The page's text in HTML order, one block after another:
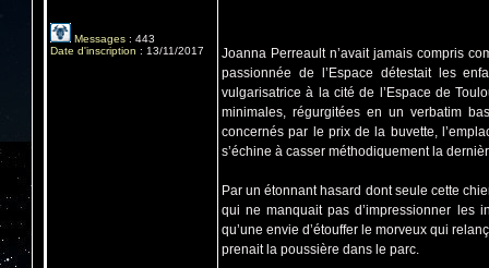
Messages : 443
Date d'inscription : 13/11/2017
Joanna Perreault n’avait jamais compris
passionnée de l’Espace détestait les
vulgarisatrice à la cité de l’Espace de
minimales, régurgitées en un verbatim
concernés par le prix de la buvette,
s’échine à casser méthodiquement la
Par un étonnant hasard dont seule cette
qui ne manquait pas d’impressionner les
qu’une envie d’étouffer le morveux qui
prenait la poussière dans le parc.